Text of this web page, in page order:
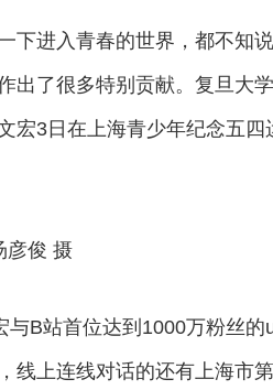
下进入青春的世界，都不知
出了很多特别贡献。复旦大
宏3日在上海青少年纪念五
彦俊 摄
B站首位达到1000万粉丝
线上连线对话的还有上海市